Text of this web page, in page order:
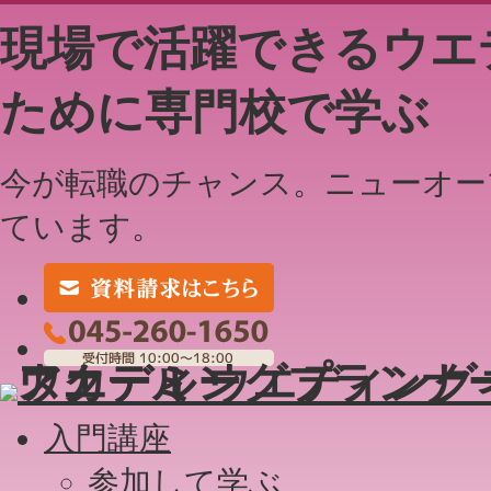
現場で活躍できるウ
ために専門校で学ぶ
今が転職のチャンス。ニューオ
ています。
入門講座
参加して学ぶ